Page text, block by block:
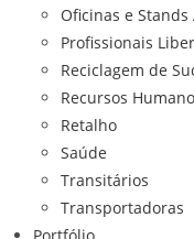
Oficinas e Stands
Profissionais
Reciclagem de
Recursos
Retalho
Saúde
Transitários
Transportadoras